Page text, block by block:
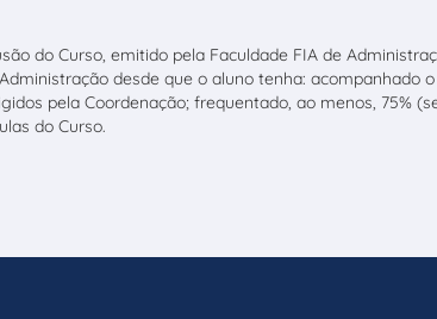
do Curso, emitido pela Faculdade FIA de
desde que o aluno tenha: acompanhado
pela Coordenação; frequentado, ao menos, 75%
do Curso.